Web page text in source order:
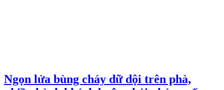
Ngọn lửa bùng cháy dữ dội trên phà,